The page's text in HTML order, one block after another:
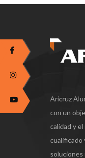
Aricruz
con un
calidad y
cualificado